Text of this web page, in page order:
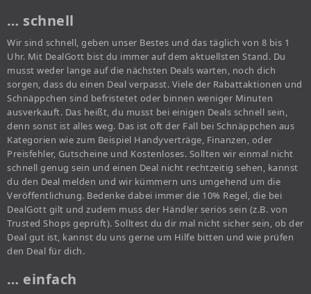
… schnell
Wir sind schnell, geben unser Bestes und das täglich von 8 bis 1
Uhr. Mit DealGott bist du immer auf dem aktuellsten Stand. Du
musst weder lange auf die nächsten Deals warten, noch dich
sorgen, dass du einen Deal verpasst. Viele der Rabattaktionen und
Schnäppchen sind befristetet oder binnen weniger Minuten
ausverkauft. Das heißt, du musst bei einigen Deals schnell sein,
denn sonst ist alles weg. Das ist oft der Fall bei Schnäppchen aus
Kategorien wie zum Beispiel Handyverträge, Finanzen, oder
Preisfehler, Gutscheine und Kostenloses. Sollten wir einmal nicht
schnell genug sein und einen Deal nicht rechtzeitig sehen, kannst
du den Deal melden und wir kümmern uns umgehend um die
Veröffentlichung. Bedenke dabei immer die 10% Regel, die bei
DealGott gilt und zudem muss der Händler seriös sein (z.B. von
Trusted Shops geprüft). Solltest du dir mal nicht sicher sein, ob der
Deal gut ist, kannst du uns gerne um Hilfe bitten und wie prüfen
den Deal für dich.
… einfach